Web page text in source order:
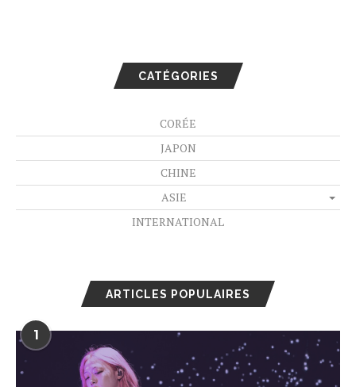
CATÉGORIES
CORÉE
JAPON
CHINE
ASIE
INTERNATIONAL
ARTICLES POPULAIRES
1